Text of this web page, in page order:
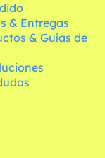
& Entregas
& Guías de